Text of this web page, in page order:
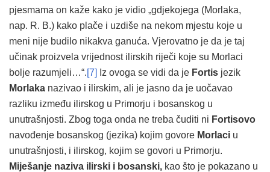
pjesmama on kaže kako je vidio „gdjekojega (Morlaka,
nap. R. B.) kako plače i uzdiše na nekom mjestu koje u
meni nije budilo nikakva ganuća. Vjerovatno je da je taj
učinak proizvela vrijednost ilirskih riječi koje su Morlaci
bolje razumjeli…“.[7] Iz ovoga se vidi da je Fortis jezik
Morlaka nazivao i ilirskim, ali je jasno da je uočavao
razliku između ilirskog u Primorju i bosanskog u
unutrašnjosti. Zbog toga onda ne treba čuditi ni Fortisovo
navođenje bosanskog (jezika) kojim govore Morlaci u
unutrašnjosti, i ilirskog, kojim se govori u Primorju.
Miješanje naziva ilirski i bosanski, kao što je pokazano u